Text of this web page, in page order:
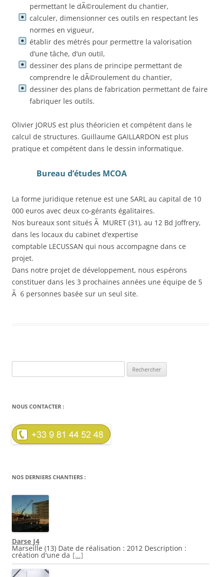
permettant le dÃ©roulement du chantier,
calculer, dimensionner ces outils en respectant les
normes en vigueur,
établir des métrés pour permettre la valorisation
d’une tâche, d’un outil,
dessiner des plans de principe permettant de
comprendre le dÃ©roulement du chantier,
dessiner des plans de fabrication permettant de faire
fabriquer les outils.
Olivier JORUS est plus théoricien et compétent dans le
calcul de structures. Guillaume GAILLARDON est plus
pratique et compétent dans le dessin informatique.
Bureau d’études MCOA
La forme juridique retenue est une SARL au capital de 10
000 euros avec deux co-gérants égalitaires.
Nos bureaux sont situés Ã MURET (31), au 12 Bd Joffrery,
dans les locaux du cabinet d’expertise
comptable LECUSSAN qui nous accompagne dans ce
projet.
Dans notre projet de développement, nous espérons
constituer dans les 3 prochaines années une équipe de 5
Ã 6 personnes basée sur un seul site.
NOUS CONTACTER :
NOS DERNIERS CHANTIERS :
Darse J4
Marseille (13) Date de réalisation : 2012 Description :
création d'une da [...]